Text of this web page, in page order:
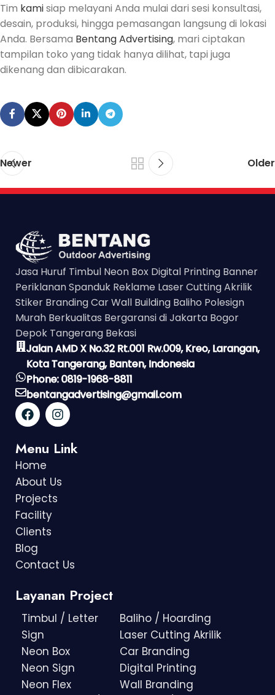
Tim kamisiap melayani Anda mulai dari sesi konsultasi,
desain, produksi, hingga pemasangan langsung di lokasi
Anda. Bersama Bentang Advertising, mari ciptakan
tampilan toko yang tidak hanya dilihat, tapi juga
dikenang dan dibicarakan.
Newer Older
Jasa Huruf Timbul Neon Box Digital Printing Banner
Periklanan Spanduk Reklame Laser Cutting Akrilik
Stiker Branding Car Wall Building Baliho Polesign
Murah Berkualitas Bergaransi di Jakarta Bogor
Depok Tangerang Bekasi
Jalan AMD X No.32 Rt.001 Rw.009, Kreo, Larangan,
Kota Tangerang, Banten, Indonesia
Phone: 0819-1968-8811
bentangadvertising@gmail.com
Menu Link
Home
About Us
Projects
Facility
Clients
Blog
Contact Us
Layanan Project
Timbul / Letter
Sign
Neon Box
Neon Sign
Neon Flex
Baliho / Hoarding
Laser Cutting Akrilik
Car Branding
Digital Printing
Wall Branding